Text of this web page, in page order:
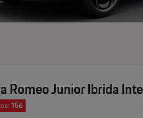
Romeo Junior Ibrida
156